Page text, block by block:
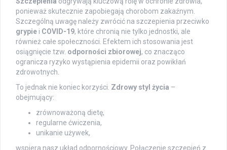
ponieważ skutecznie zapobiegają chorobom zakaźnym.
Szczególną uwagę należy zwrócić na szczepienia przeciwko
grypie i COVID-19, które chronią nie tylko jednostki, ale
również całe społeczności. Efektem ich stosowania jest
osiągnięcie tzw. odporności zbiorowej, co znacząco
ogranicza ryzyko wystąpienia epidemii oraz powikłań
zdrowotnych.
To jednak nie koniec korzyści. Zdrowy styl życia –
obejmujący:
zrównoważoną dietę,
regularne ćwiczenia,
unikanie używek,
wspiera nasz układ odpornościowy. Połączenie szczepień z